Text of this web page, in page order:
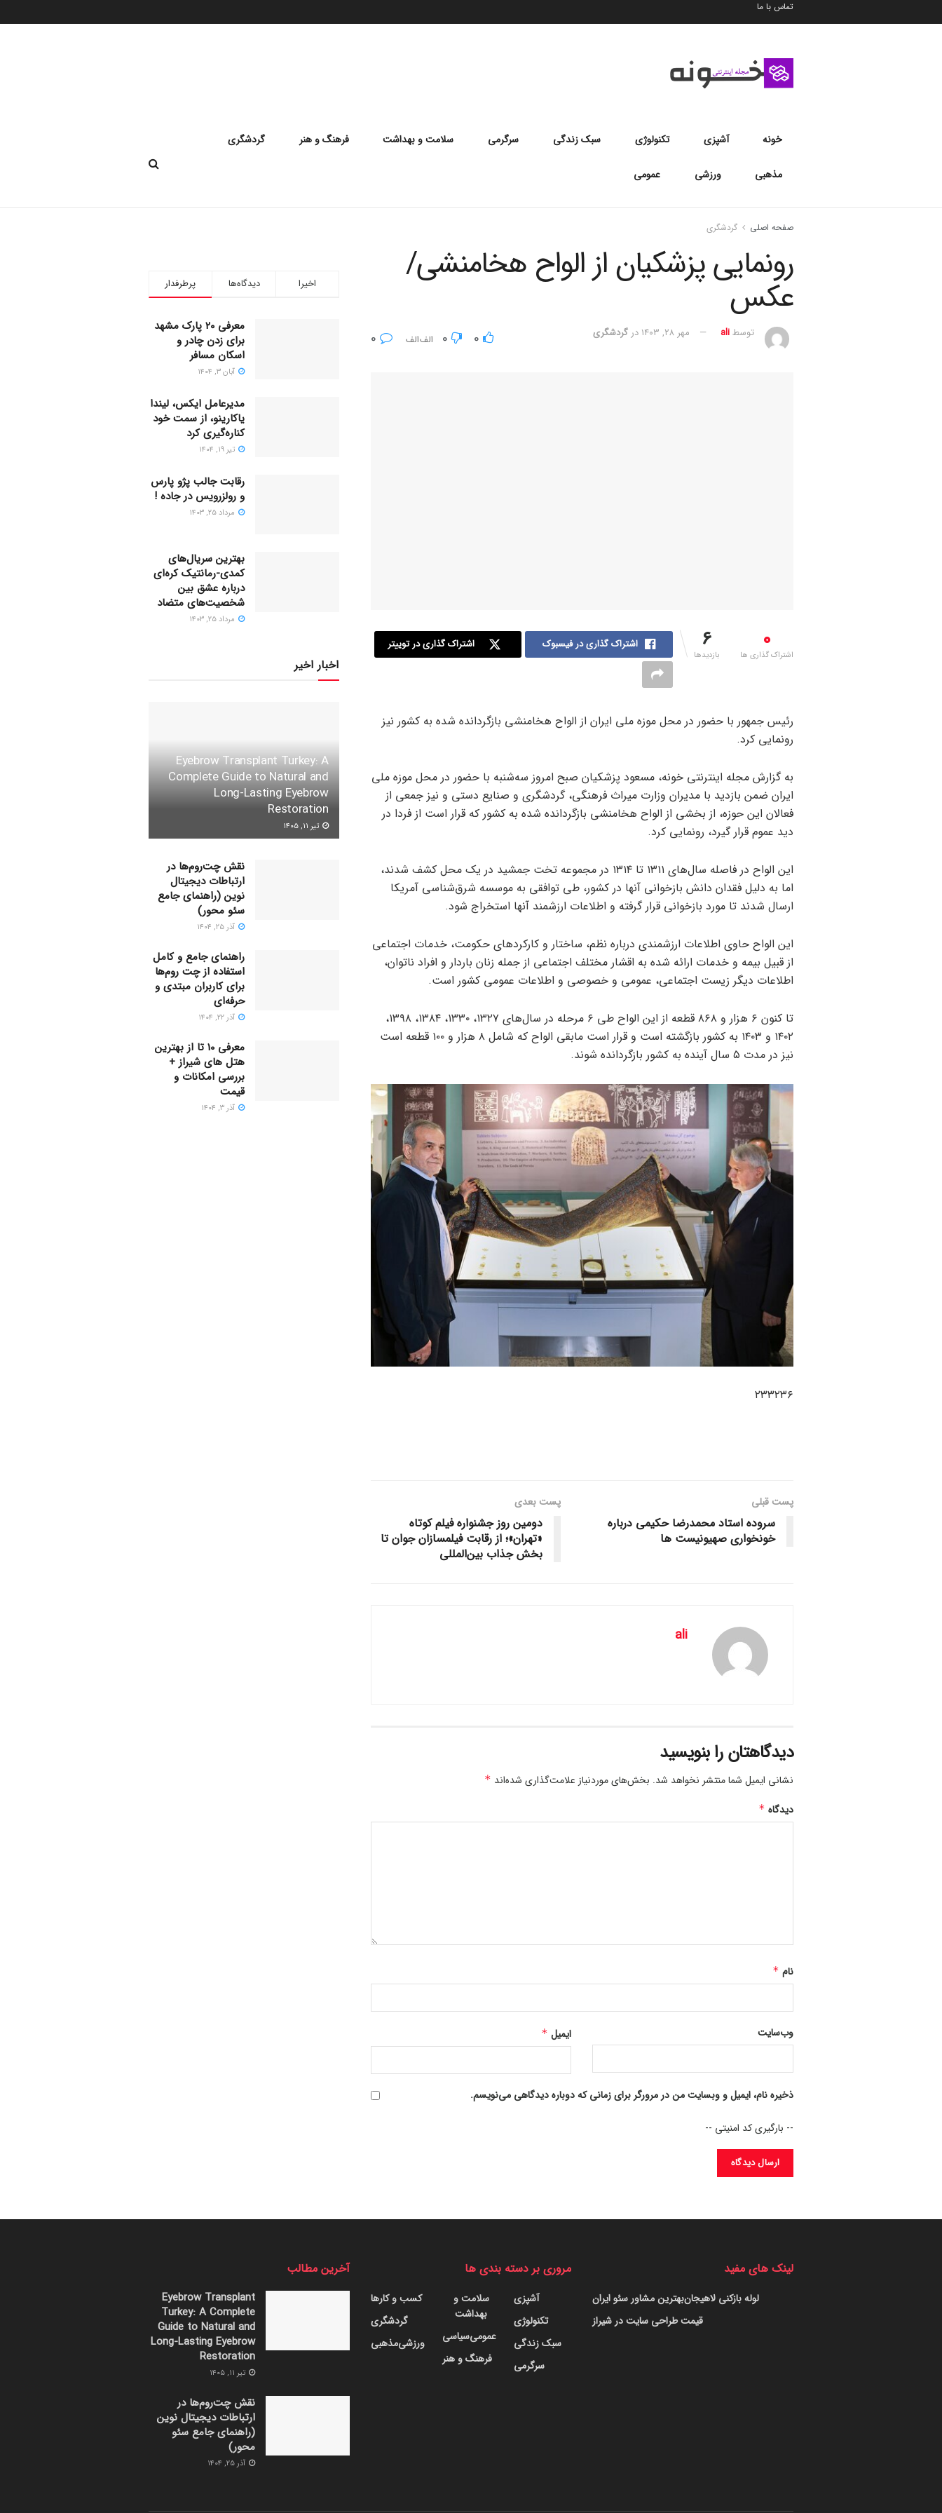
تماس با ما
خونه آشپزی تکنولوژی سبک زندگی سرگرمی سلامت و بهداشت فرهنگ و هنر گردشگری
مذهبی ورزشی عمومی
صفحه اصلی گردشگری
رونمایی پزشکیان از الواح هخامنشی/
عکس
توسط ali مهر ۲۸, ۱۴۰۳ در گردشگری 0
0
0
اشتراک گذاری ها
6
بازدیدها
اشتراک گذاری در فیسبوک اشتراک گذاری در توییتر
رئیس جمهور با حضور در محل موزه ملی ایران از الواح هخامنشی بازگردانده شده به کشور نیز
رونمایی کرد.
به گزارش مجله اینترنتی خونه، مسعود پزشکیان صبح امروز سه‌شنبه با حضور در محل موزه ملی
ایران ضمن بازدید با مدیران وزارت میراث فرهنگی، گردشگری و صنایع دستی و نیز جمعی از
فعالان این حوزه، از بخشی از الواح هخامنشی بازگردانده شده به کشور که قرار است از فردا در
دید عموم قرار گیرد، رونمایی کرد.
این الواح در فاصله سال‌های ۱۳۱۱ تا ۱۳۱۴ در مجموعه تخت جمشید در یک محل کشف شدند،
اما به دلیل فقدان دانش بازخوانی آنها در کشور، طی توافقی به موسسه شرق‌شناسی آمریکا
ارسال شدند تا مورد بازخوانی قرار گرفته و اطلاعات ارزشمند آنها استخراج شود.
این الواح حاوی اطلاعات ارزشمندی درباره نظم، ساختار و کارکردهای حکومت، خدمات اجتماعی
از قبیل بیمه و خدمات ارائه شده به اقشار مختلف اجتماعی از جمله زنان باردار و افراد ناتوان،
اطلاعات دیگر زیست اجتماعی، عمومی و خصوصی و اطلاعات عمومی کشور است.
تا کنون ۶ هزار و ۸۶۸ قطعه از این الواح طی ۶ مرحله در سال‌های ۱۳۲۷، ۱۳۳۰، ۱۳۸۴، ۱۳۹۸،
۱۴۰۲ و ۱۴۰۳ به کشور بازگشته است و قرار است مابقی الواح که شامل ۸ هزار و ۱۰۰ قطعه است
نیز در مدت ۵ سال آینده به کشور بازگردانده شوند.
۲۳۳۲۳۶
پست قبلی
سروده استاد محمدرضا حکیمی درباره
خونخواری صهیونیست ها
پست‌ بعدی
دومین روز جشنواره فیلم کوتاه
«تهران»؛ از رقابت فیلمسازان جوان تا
بخش جذاب بین‌المللی
ali
دیدگاهتان را بنویسید
نشانی ایمیل شما منتشر نخواهد شد. بخش‌های موردنیاز علامت‌گذاری شده‌اند *
دیدگاه *
نام *
ایمیل * وب‌سایت
ذخیره نام، ایمیل و وبسایت من در مرورگر برای زمانی که دوباره دیدگاهی می‌نویسم.
-- بارگیری کد امنیتی --
پرطرفدار دیدگاه‌ها اخیرا
معرفی ۲۰ پارک مشهد
برای زدن چادر و
اسکان مسافر
آبان ۳, ۱۴۰۴
مدیرعامل ایکس، لیندا
یاکارینو، از سمت خود
کناره‌گیری کرد
تیر ۱۹, ۱۴۰۴
رقابت جالب پژو پارس
و رولزرویس در جاده !
مرداد ۲۵, ۱۴۰۳
بهترین سریال‌های
کمدی-رمانتیک کره‌ای
دربارۀ عشق بین
شخصیت‌های متضاد
مرداد ۲۵, ۱۴۰۳
اخبار اخیر
Eyebrow Transplant Turkey: A
Complete Guide to Natural and
Long-Lasting Eyebrow
Restoration
تیر ۱۱, ۱۴۰۵
نقش چت‌روم‌ها در
ارتباطات دیجیتال
نوین (راهنمای جامع
سئو محور)
آذر ۲۵, ۱۴۰۴
راهنمای جامع و کامل
استفاده از چت روم‌ها
برای کاربران مبتدی و
حرفه‌ای
آذر ۲۲, ۱۴۰۴
معرفی 10 تا از بهترین
هتل های شیراز +
بررسی امکانات و
قیمت
آذر ۳, ۱۴۰۴
لینک های مفید
بهترین مشاور سئو ایرانلوله بازکنی لاهیجان
قیمت طراحی سایت در شیراز
مروری بر دسته بندی ها
آشپزی
تکنولوژی
سبک زندگی
سرگرمی
سلامت و
بهداشت
سیاسیعمومی
فرهنگ و هنر
کسب و کارها
گردشگری
مذهبیورزشی
آخرین مطالب
Eyebrow Transplant
Turkey: A Complete
Guide to Natural and
Long-Lasting Eyebrow
Restoration
تیر ۱۱, ۱۴۰۵
نقش چت‌روم‌ها در
ارتباطات دیجیتال نوین
(راهنمای جامع سئو
محور)
آذر ۲۵, ۱۴۰۴